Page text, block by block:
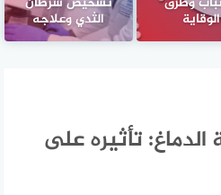
الوقاية الثدي وعلاجه
تأثيره على